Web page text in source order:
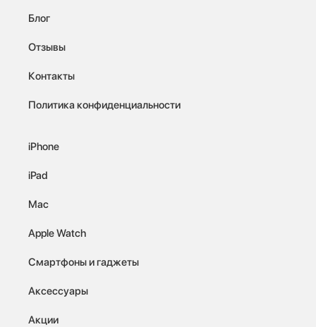
Блог
Отзывы
Контакты
Политика конфиденциальности
iPhone
iPad
Mac
Apple Watch
Смартфоны и гаджеты
Аксессуары
Акции